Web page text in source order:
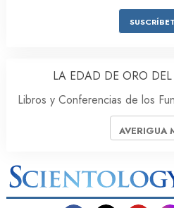
LA EDAD DE ORO
Libros y Conferencias de los
AVERIGUA